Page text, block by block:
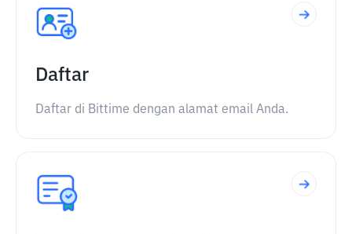
Daftar
Daftar di Bittime dengan alamat email Anda.